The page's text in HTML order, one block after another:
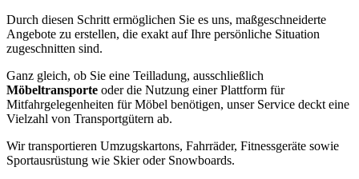
Durch diesen Schritt ermöglichen Sie es uns, maßgeschneiderte
Angebote zu erstellen, die exakt auf Ihre persönliche Situation
zugeschnitten sind.
Ganz gleich, ob Sie eine Teilladung, ausschließlich
Möbeltransporte oder die Nutzung einer Plattform für
Mitfahrgelegenheiten für Möbel benötigen, unser Service deckt eine
Vielzahl von Transportgütern ab.
Wir transportieren Umzugskartons, Fahrräder, Fitnessgeräte sowie
Sportausrüstung wie Skier oder Snowboards.